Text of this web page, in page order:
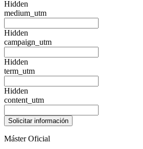
Hidden
medium_utm
Hidden
campaign_utm
Hidden
term_utm
Hidden
content_utm
Máster Oficial